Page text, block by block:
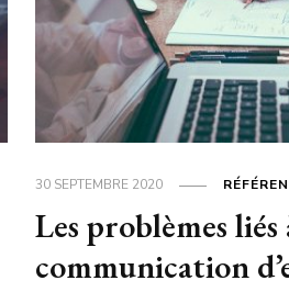
30 SEPTEMBRE 2020
Les problèmes liés
communication